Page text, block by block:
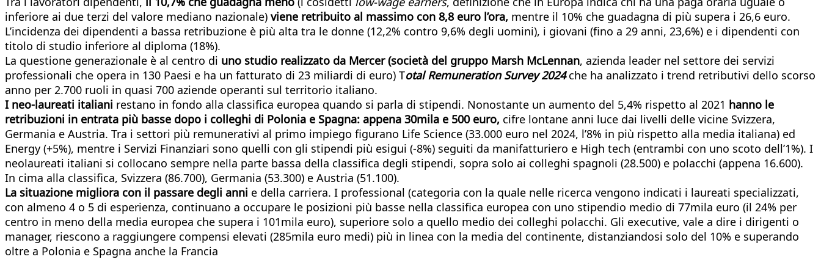
inferiore ai due terzi del valore mediano nazionale) viene retribuito al massimo con 8,8 euro l’ora, mentre il 10% che guadagna di più supera i 26,6 euro.
L’incidenza dei dipendenti a bassa retribuzione è più alta tra le donne (12,2% contro 9,6% degli uomini), i giovani (fino a 29 anni, 23,6%) e i dipendenti con
titolo di studio inferiore al diploma (18%).
La questione generazionale è al centro di uno studio realizzato da Mercer (società del gruppo Marsh McLennan, azienda leader nel settore dei servizi
professionali che opera in 130 Paesi e ha un fatturato di 23 miliardi di euro) Total Remuneration Survey 2024che ha analizzato i trend retributivi dello scorso
anno per 2.700 ruoli in quasi 700 aziende operanti sul territorio italiano.
I neo-laureati italiani restano in fondo alla classifica europea quando si parla di stipendi. Nonostante un aumento del 5,4% rispetto al 2021 hanno le
retribuzioni in entrata più basse dopo i colleghi di Polonia e Spagna: appena 30mila e 500 euro, cifre lontane anni luce dai livelli delle vicine Svizzera,
Germania e Austria. Tra i settori più remunerativi al primo impiego figurano Life Science (33.000 euro nel 2024, l’8% in più rispetto alla media italiana) ed
Energy (+5%), mentre i Servizi Finanziari sono quelli con gli stipendi più esigui (-8%) seguiti da manifatturiero e High tech (entrambi con uno scoto dell’1%). I
neolaureati italiani si collocano sempre nella parte bassa della classifica degli stipendi, sopra solo ai colleghi spagnoli (28.500) e polacchi (appena 16.600).
In cima alla classifica, Svizzera (86.700), Germania (53.300) e Austria (51.100).
La situazione migliora con il passare degli anni e della carriera. I professional (categoria con la quale nelle ricerca vengono indicati i laureati specializzati,
con almeno 4 o 5 di esperienza, continuano a occupare le posizioni più basse nella classifica europea con uno stipendio medio di 77mila euro (il 24% per
centro in meno della media europea che supera i 101mila euro), superiore solo a quello medio dei colleghi polacchi. Gli executive, vale a dire i dirigenti o
manager, riescono a raggiungere compensi elevati (285mila euro medi) più in linea con la media del continente, distanziandosi solo del 10% e superando
oltre a Polonia e Spagna anche la Francia